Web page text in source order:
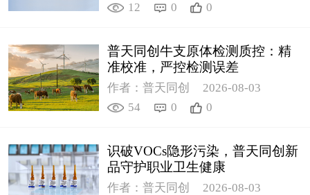
12
0 0
普天同创牛支原体检测质控：精
准校准，严控检测误差
作者：普天同创
2026-08-03
54
0 0
识破VOCs隐形污染，普天同创新
品守护职业卫生健康
作者：普天同创
2026-08-03